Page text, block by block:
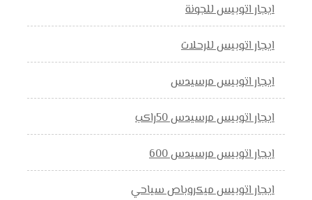
ايجار اتوبيس للجونة
ايجار اتوبيس للرحلات
ايجار اتوبيس مرسيدس
ايجار اتوبيس مرسيدس 50راكب
ايجار اتوبيس مرسيدس 600
ايجار اتوبيس ميكروباص سياحي